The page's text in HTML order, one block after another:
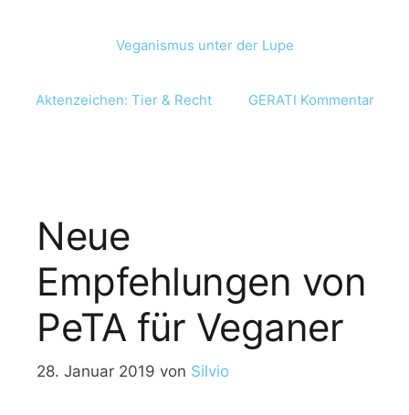
Veganismus unter der Lupe
Aktenzeichen: Tier & Recht GERATI Kommentar
Neue
Empfehlungen von
PeTA für Veganer
28. Januar 2019 von Silvio